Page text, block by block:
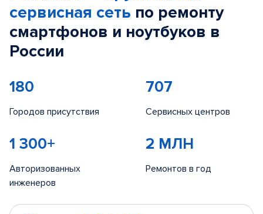
сервисная сеть по ремонту
смартфонов и ноутбуков в
России
180
Городов присутствия
707
Сервисных центров
1 300+
Авторизованных
инженеров
2 МЛН
Ремонтов в год